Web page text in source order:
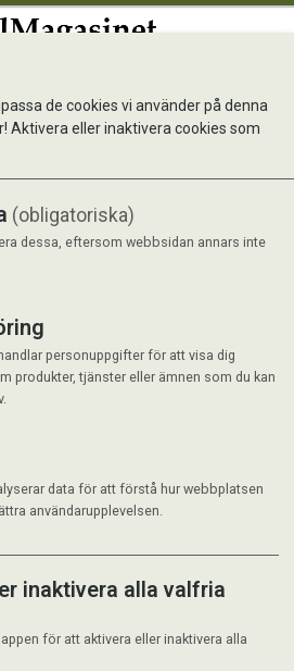
50 L
de cookies vi använder på denna
Aktivera eller inaktivera cookies som
(obligatoriska)
dessa, eftersom webbsidan annars inte
personuppgifter för att visa dig
produkter, tjänster eller ämnen som du kan
data för att förstå hur webbplatsen
användarupplevelsen.
inaktivera alla valfria
för att aktivera eller inaktivera alla